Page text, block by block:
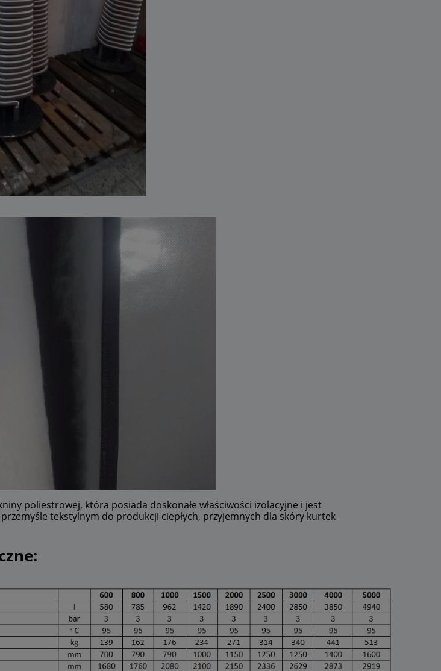
poliestrowej, która posiada doskonałe właściwości izolacyjne i jest
tekstylnym do produkcji ciepłych, przyjemnych dla skóry kurtek